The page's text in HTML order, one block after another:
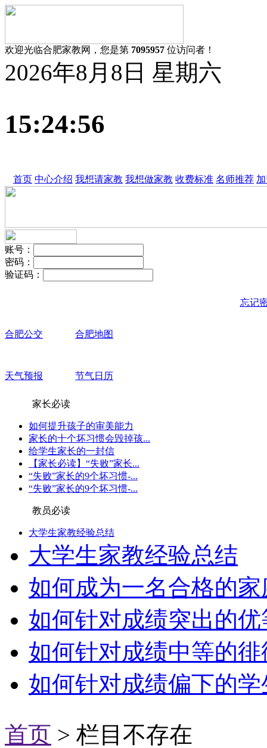
欢迎光临合肥家教网，您是第 7095957 位访问者！
2026年8月8日 星期六
15:24:56
首页 中心介绍 我想请家教 我想做家教 收费标准 名师推荐
账号 ：
密码 ：
验证码：
忘记
合肥公交 合肥地图
天气预报 节气日历
家长必读
如何提升孩子的审美能力
家长的十个坏习惯会毁掉孩...
给学生家长的一封信
【家长必读】“失败”家长...
“失败”家长的9个坏习惯-...
“失败”家长的9个坏习惯-...
教员必读
大学生家教经验总结
大学生家教经验总结
如何成为一名合格的家
如何针对成绩突出的优
如何针对成绩中等的徘
如何针对成绩偏下的学
首页 > 栏目不存在